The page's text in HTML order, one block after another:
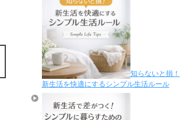
知らないと損！
新生活を快適にするシンプル生活ルール